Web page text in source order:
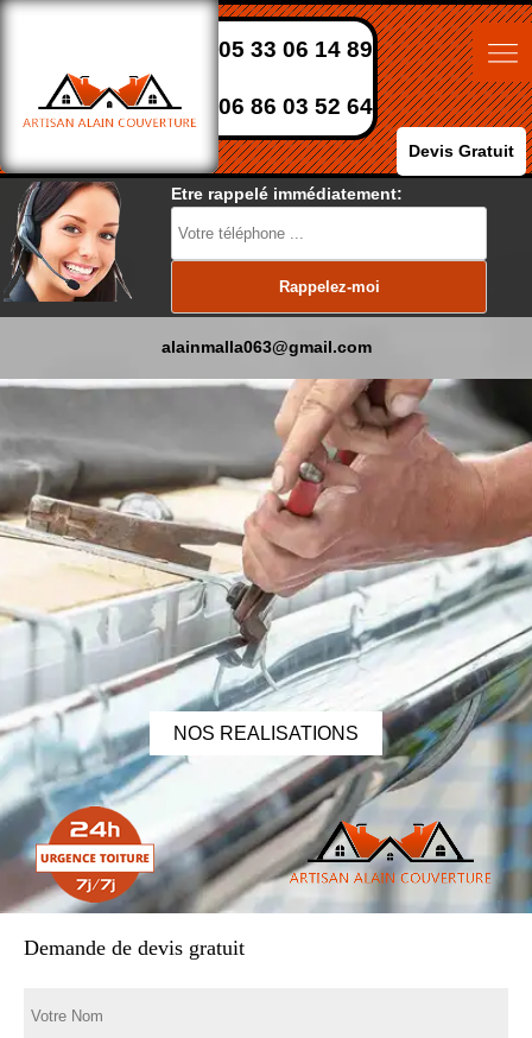
05 33 06 14 89
06 86 03 52 64
Devis Gratuit
Etre rappelé immédiatement:
alainmalla063@gmail.com
NOS REALISATIONS
Demande de devis gratuit